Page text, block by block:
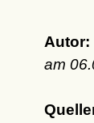
Autor:
am